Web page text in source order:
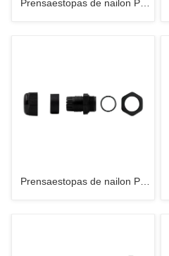
Prensaestopas de nailon PA
Prensaestopas de nailon PA